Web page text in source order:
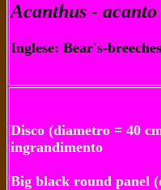
Acanthus - acanto
Inglese: Bear's-breeches
Disco (diametro = 40
ingrandimento
Big black round panel